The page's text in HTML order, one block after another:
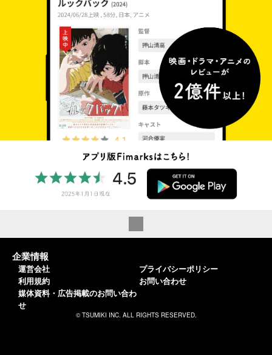
企業情報
運営会社
利用規約
媒体資料・広告掲載のお問い合わ
せ
プライバシーポリシー
お問い合わせ
© TSUMIKI INC. ALL RIGHTS RESERVED.